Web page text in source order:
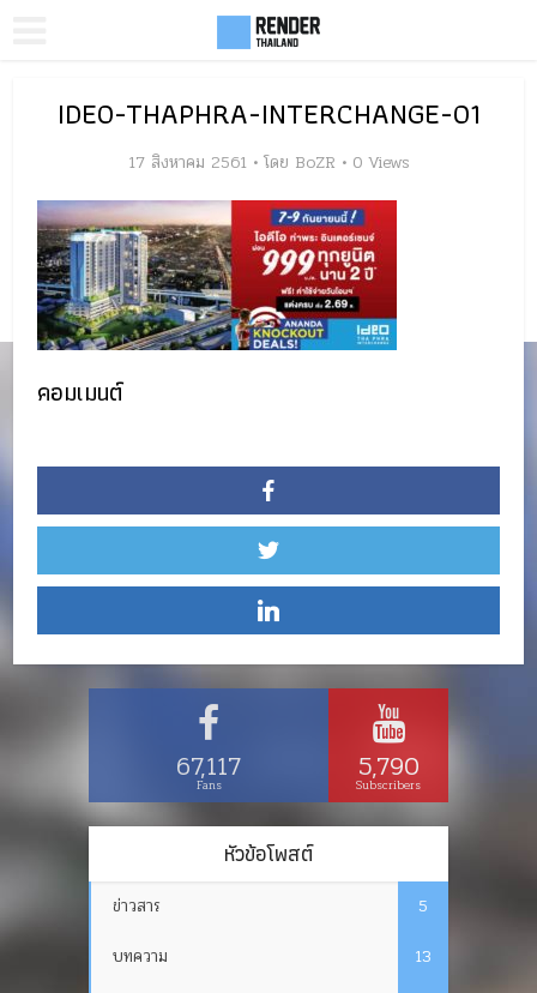
IDEO-THAPHRA-INTERCHANGE-01
17 สิงหาคม 2561 โดย BoZR 0 Views
คอมเมนต์
67,117
Fans 5,790
Subscribers
หัวข้อโพสต์
ข่าวสาร
5
บทความ
13